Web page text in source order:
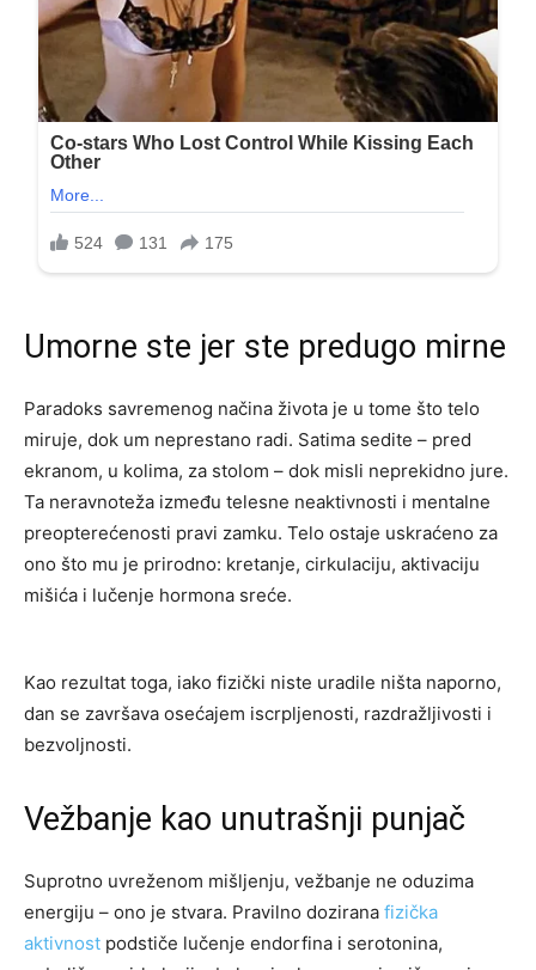
Umorne ste jer ste predugo mirne
Paradoks savremenog načina života je u tome što telo
miruje, dok um neprestano radi. Satima sedite – pred
ekranom, u kolima, za stolom – dok misli neprekidno jure.
Ta neravnoteža između telesne neaktivnosti i mentalne
preopterećenosti pravi zamku. Telo ostaje uskraćeno za
ono što mu je prirodno: kretanje, cirkulaciju, aktivaciju
mišića i lučenje hormona sreće.
Kao rezultat toga, iako fizički niste uradile ništa naporno,
dan se završava osećajem iscrpljenosti, razdražljivosti i
bezvoljnosti.
Vežbanje kao unutrašnji punjač
Suprotno uvreženom mišljenju, vežbanje ne oduzima
energiju – ono je stvara. Pravilno dozirana fizička
aktivnost podstiče lučenje endorfina i serotonina,